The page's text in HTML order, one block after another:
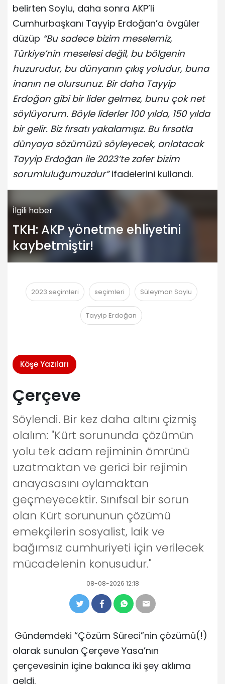
belirten Soylu, daha sonra AKP’li
Cumhurbaşkanı Tayyip Erdoğan’a övgüler
düzüp “Bu sadece bizim meselemiz,
Türkiye’nin meselesi değil, bu bölgenin
huzurudur, bu dünyanın çıkış yoludur, buna
inanın ne olursunuz. Bir daha Tayyip
Erdoğan gibi bir lider gelmez, bunu çok net
söylüyorum. Böyle liderler 100 yılda, 150 yılda
bir gelir. Biz fırsatı yakalamışız. Bu fırsatla
dünyaya sözümüzü söyleyecek, anlatacak
Tayyip Erdoğan ile 2023’te zafer bizim
sorumluluğumuzdur”ifadelerini kullandı.
İlgili haber
TKH: AKP yönetme ehliyetini
kaybetmiştir!
2023 seçimleri seçimleri Süleyman Soylu
Tayyip Erdoğan
Köşe Yazıları
Çerçeve
Söylendi. Bir kez daha altını çizmiş
olalım: "Kürt sorununda çözümün
yolu tek adam rejiminin ömrünü
uzatmaktan ve gerici bir rejimin
anayasasını oylamaktan
geçmeyecektir. Sınıfsal bir sorun
olan Kürt sorununun çözümü
emekçilerin sosyalist, laik ve
bağımsız cumhuriyeti için verilecek
mücadelenin konusudur."
08-08-2026 12:18
Gündemdeki “Çözüm Süreci”nin çözümü(!)
olarak sunulan Çerçeve Yasa’nın
çerçevesinin içine bakınca iki şey aklıma
geldi.